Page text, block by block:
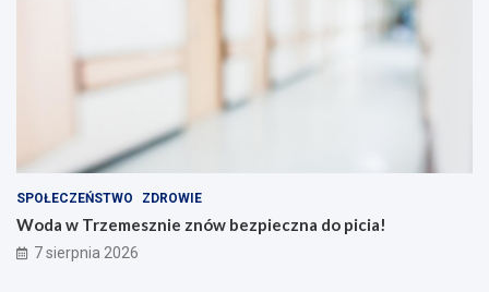
SPOŁECZEŃSTWO ZDROWIE
Woda w Trzemesznie znów bezpieczna do picia!
7 sierpnia 2026